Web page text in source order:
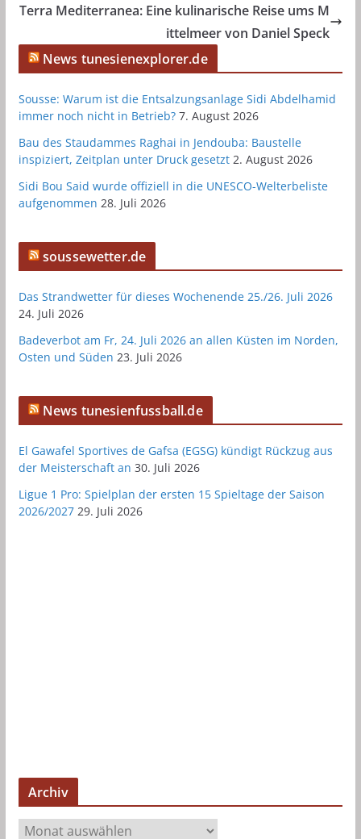
Terra Mediterranea: Eine kulinarische Reise ums M
ittelmeer von Daniel Speck
News tunesienexplorer.de
Sousse: Warum ist die Entsalzungsanlage Sidi Abdelhamid
immer noch nicht in Betrieb? 7. August 2026
Bau des Staudammes Raghai in Jendouba: Baustelle
inspiziert, Zeitplan unter Druck gesetzt 2. August 2026
Sidi Bou Said wurde offiziell in die UNESCO-Welterbeliste
aufgenommen 28. Juli 2026
soussewetter.de
Das Strandwetter für dieses Wochenende 25./26. Juli 2026
24. Juli 2026
Badeverbot am Fr, 24. Juli 2026 an allen Küsten im Norden,
Osten und Süden 23. Juli 2026
News tunesienfussball.de
El Gawafel Sportives de Gafsa (EGSG) kündigt Rückzug aus
der Meisterschaft an 30. Juli 2026
Ligue 1 Pro: Spielplan der ersten 15 Spieltage der Saison
2026/2027 29. Juli 2026
Archiv